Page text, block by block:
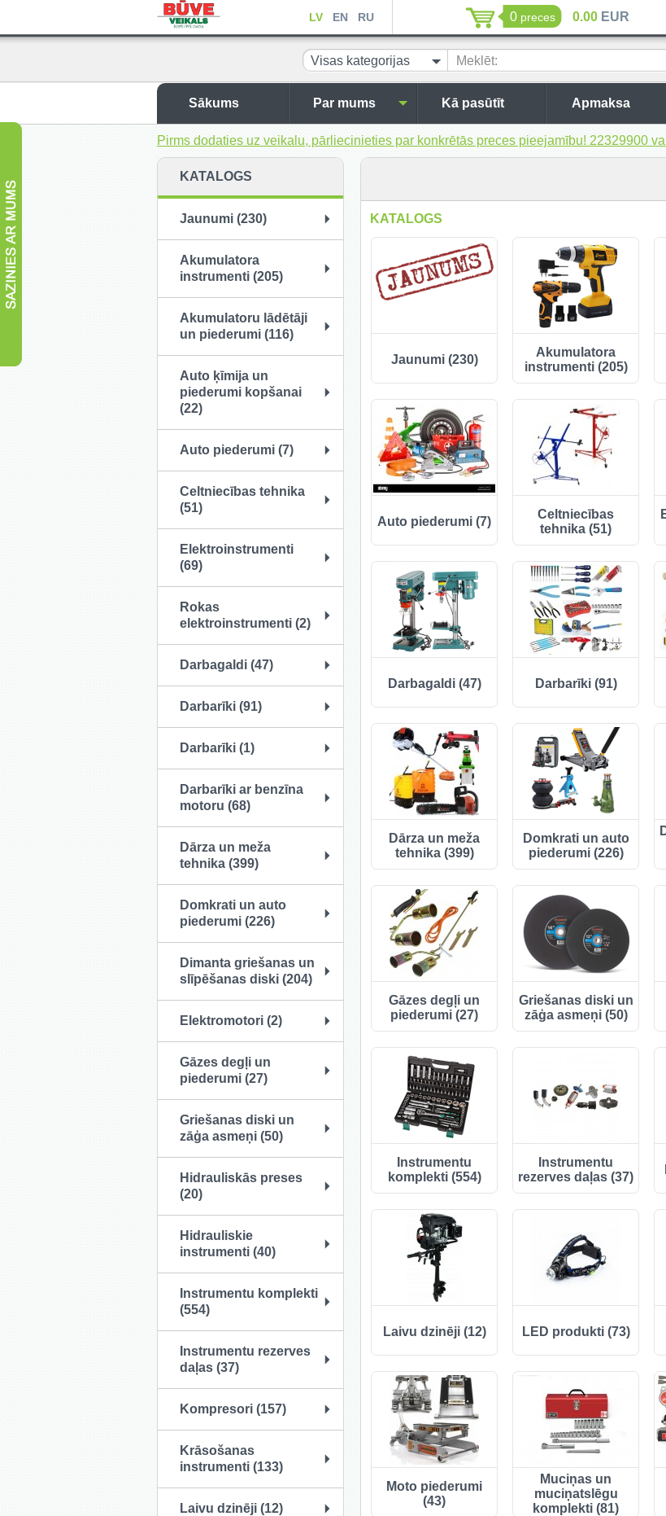
LV EN RU 0 preces 0.00EUR
Visas kategorijas Meklēt:
Sākums Par mums Kā pasūtīt Apmaksa
Pirms dodaties uz veikalu, pārliecinieties par konkrētās preces pieejamību! 22329900
KATALOGS
Jaunumi (230)
Akumulatora
instrumenti (205)
Akumulatoru lādētāji
un piederumi (116)
Auto ķīmija un
piederumi kopšanai
(22)
Auto piederumi (7)
Celtniecības tehnika
(51)
Elektroinstrumenti
(69)
Rokas
elektroinstrumenti (2)
Darbagaldi (47)
Darbarīki (91)
Darbarīki (1)
Darbarīki ar benzīna
motoru (68)
Dārza un meža
tehnika (399)
Domkrati un auto
piederumi (226)
Dimanta griešanas un
slīpēšanas diski (204)
Elektromotori (2)
Gāzes degļi un
piederumi (27)
Griešanas diski un
zāģa asmeņi (50)
Hidrauliskās preses
(20)
Hidrauliskie
instrumenti (40)
Instrumentu komplekti
(554)
Instrumentu rezerves
daļas (37)
Kompresori (157)
Krāsošanas
instrumenti (133)
Laivu dzinēji (12)
KATALOGS
Jaunumi (230)
Akumulatora
instrumenti (205)
Auto piederumi (7)
Celtniecības
tehnika (51)
Darbagaldi (47) Darbarīki (91)
Dārza un meža
tehnika (399)
Domkrati un auto
piederumi (226)
Gāzes degļi un
piederumi (27)
Griešanas diski un
zāģa asmeņi (50)
Instrumentu
komplekti (554)
Instrumentu
rezerves daļas (37)
Laivu dzinēji (12) LED produkti (73)
Moto piederumi
(43)
Muciņas un
muciņatslēgu
komplekti (81)